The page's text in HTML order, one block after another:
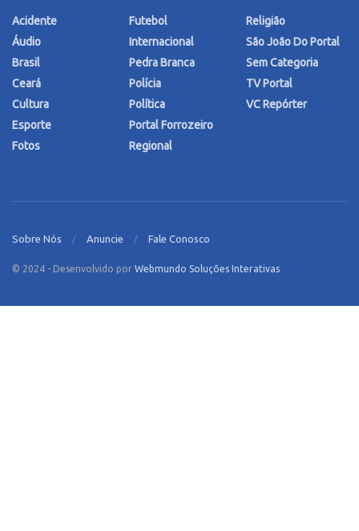
Acidente
Áudio
Brasil
Ceará
Cultura
Esporte
Fotos
Futebol
Internacional
Pedra Branca
Polícia
Política
Portal Forrozeiro
Regional
Religião
São João Do Portal
Sem Categoria
TV Portal
VC Repórter
Sobre Nós Anuncie Fale Conosco
© 2024 - Desenvolvido por Webmundo Soluções Interativas